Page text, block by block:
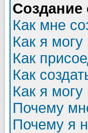
Как мне
Как я
Как
Как
Как я могу
Почему
Почему я